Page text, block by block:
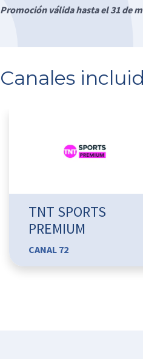
Promoción válida hasta el 31 de
Canales
TNT SPORTS
PREMIUM
CANAL 72